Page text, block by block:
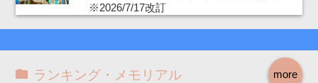
※2026/7/17改訂
more
ランキング・メモリアル